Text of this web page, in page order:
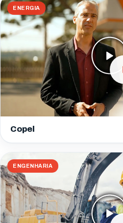
ENERGIA
Copel
ENGENHARIA